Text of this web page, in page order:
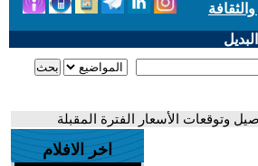
اخر الافلام